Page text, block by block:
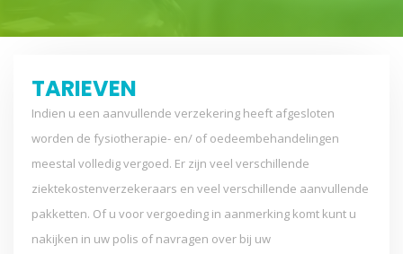
TARIEVEN
Indien u een aanvullende verzekering heeft afgesloten
worden de fysiotherapie- en/ of oedeembehandelingen
meestal volledig vergoed. Er zijn veel verschillende
ziektekostenverzekeraars en veel verschillende aanvullende
pakketten. Of u voor vergoeding in aanmerking komt kunt u
nakijken in uw polis of navragen over bij uw